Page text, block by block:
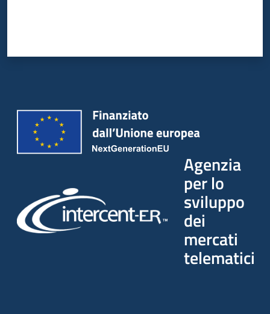
Agenzia
per lo
sviluppo
dei
mercati
telematici